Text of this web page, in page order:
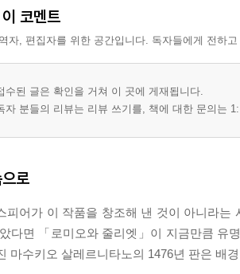
코멘트
자, 편집자를 위한 공간입니다. 독자들에게 전하
수된 글은 확인을 거쳐 이 곳에 게재됩니다.
자 분들의 리뷰는 리뷰 쓰기를, 책에 대한 문의는
로
피어가 이 작품을 창조해 낸 것이 아니라는
다면 「로미오와 줄리엣」이 지금만큼 유
마수키오 살레르니타노의 1476년 판은 배